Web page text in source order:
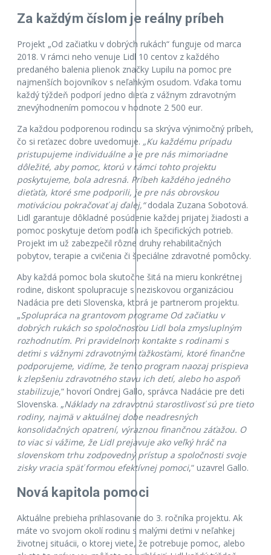
Za každým číslom je reálny príbeh
Projekt „Od začiatku v dobrých rukách“ funguje od marca
2018. V rámci neho venuje Lidl 10 centov z každého
predaného balenia plienok značky Lupilu na pomoc pre
najmenších bojovníkov s neľahkým osudom. Vďaka tomu
každý týždeň podporí jedno dieťa z vážnym zdravotným
znevýhodnením pomocou v hodnote 2 500 eur.
Za každou podporenou rodinou sa skrýva výnimočný príbeh,
čo si reťazec dobre uvedomuje. „Ku každému prípadu
pristupujeme individuálne a je pre nás mimoriadne
dôležité, aby pomoc, ktorú v rámci tohto projektu
poskytujeme, bola adresná. Príbeh každého jedného
dieťaťa, ktoré sme podporili, je pre nás obrovskou
motiváciou pokračovať aj ďalej,“dodala Zuzana Sobotová.
Lidl garantuje dôkladné posúdenie každej prijatej žiadosti a
pomoc poskytuje deťom podľa ich špecifických potrieb.
Projekt im už zabezpečil rôzne druhy rehabilitačných
pobytov, terapie a cvičenia či špeciálne zdravotné pomôcky.
Aby každá pomoc bola skutočne šitá na mieru konkrétnej
rodine, diskont spolupracuje s neziskovou organizáciou
Nadácia pre deti Slovenska, ktorá je partnerom projektu.
„Spolupráca na grantovom programe Od začiatku v
dobrých rukách so spoločnosťou Lidl bola zmysluplným
rozhodnutím. Pri pravidelnom kontakte s rodinami s
deťmi s vážnymi zdravotnými ťažkosťami, ktoré finančne
podporujeme, vidíme, že tento program naozaj prispieva
k zlepšeniu zdravotného stavu ich detí, alebo ho aspoň
stabilizuje,“ hovorí Ondrej Gallo, správca Nadácie pre deti
Slovenska. „Náklady na zdravotnú starostlivosť sú pre tieto
rodiny, najmä v aktuálnej dobe neadresných
konsolidačných opatrení, výraznou finančnou záťažou. O
to viac si vážime, že Lidl prejavuje ako veľký hráč na
slovenskom trhu zodpovedný prístup a spoločnosti svoje
zisky vracia späť formou efektívnej pomoci,“ uzavrel Gallo.
Nová kapitola pomoci
Aktuálne prebieha prihlasovanie do 3. ročníka projektu. Ak
máte vo svojom okolí rodinu s malými deťmi v neľahkej
životnej situácii, o ktorej viete, že potrebuje pomoc, alebo